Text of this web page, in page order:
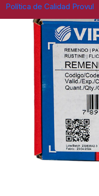
Política de Calidad Provul